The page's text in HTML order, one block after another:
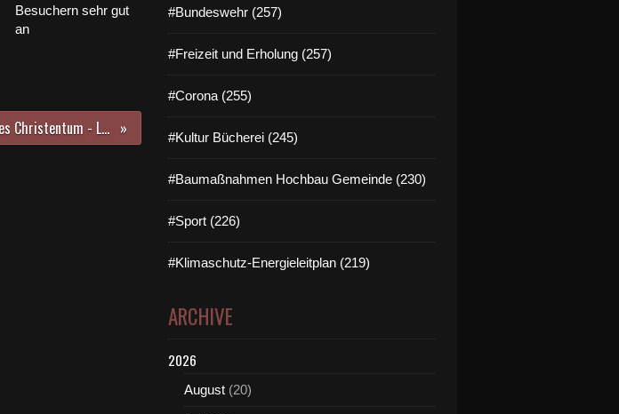
Besuchern sehr gut
an
Für ein politisch engagiertes Christentum - Lesung mit Burkard Hose aus seinem Buch Seid laut im Veitshöchheimer Rathaussaal
#Bundeswehr (257)
#Freizeit und Erholung (257)
#Corona (255)
#Kultur Bücherei (245)
#Baumaßnahmen Hochbau Gemeinde (230)
#Sport (226)
#Klimaschutz-Energieleitplan (219)
ARCHIVE
2026
August (20)